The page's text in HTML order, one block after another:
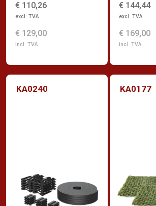
€ 110,26
excl. TVA
€ 129,00
incl. TVA
€ 144,44
excl. TVA
€ 169,00
incl. TVA
KA0240 KA0177